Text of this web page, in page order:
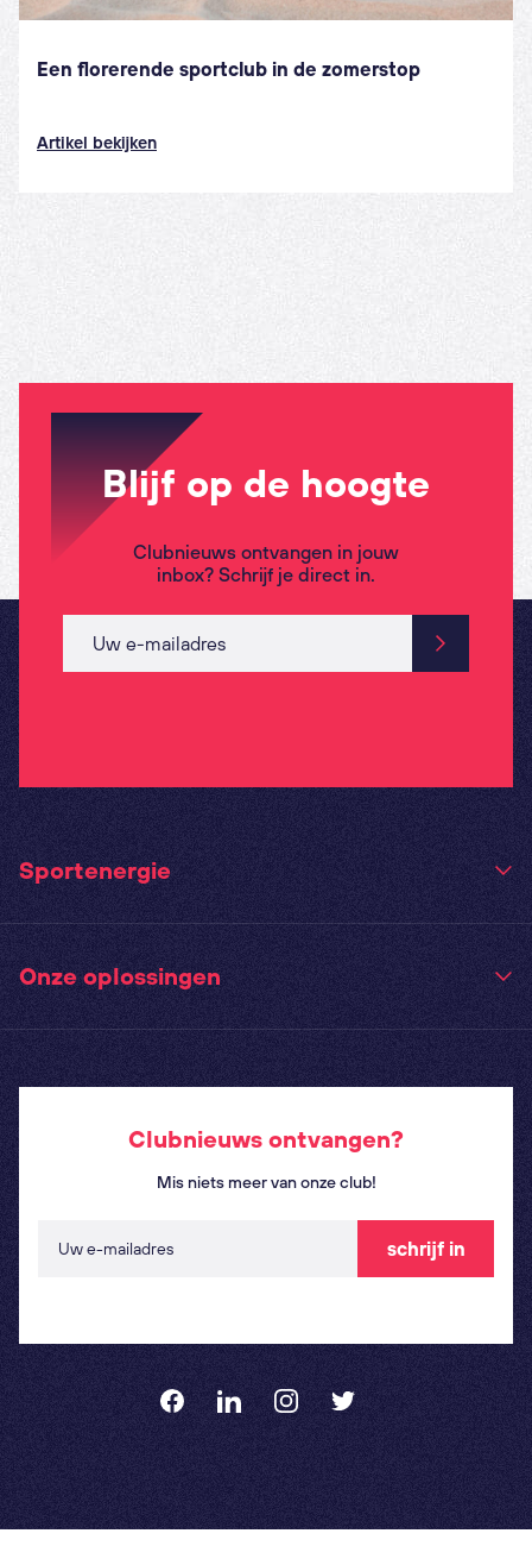
Een florerende sportclub in de zomerstop
Artikel bekijken
Blijf op de hoogte
Clubnieuws ontvangen in jouw
inbox? Schrijf je direct in.
Sportenergie
Onze oplossingen
Clubnieuws ontvangen?
Mis niets meer van onze club!
schrijf in